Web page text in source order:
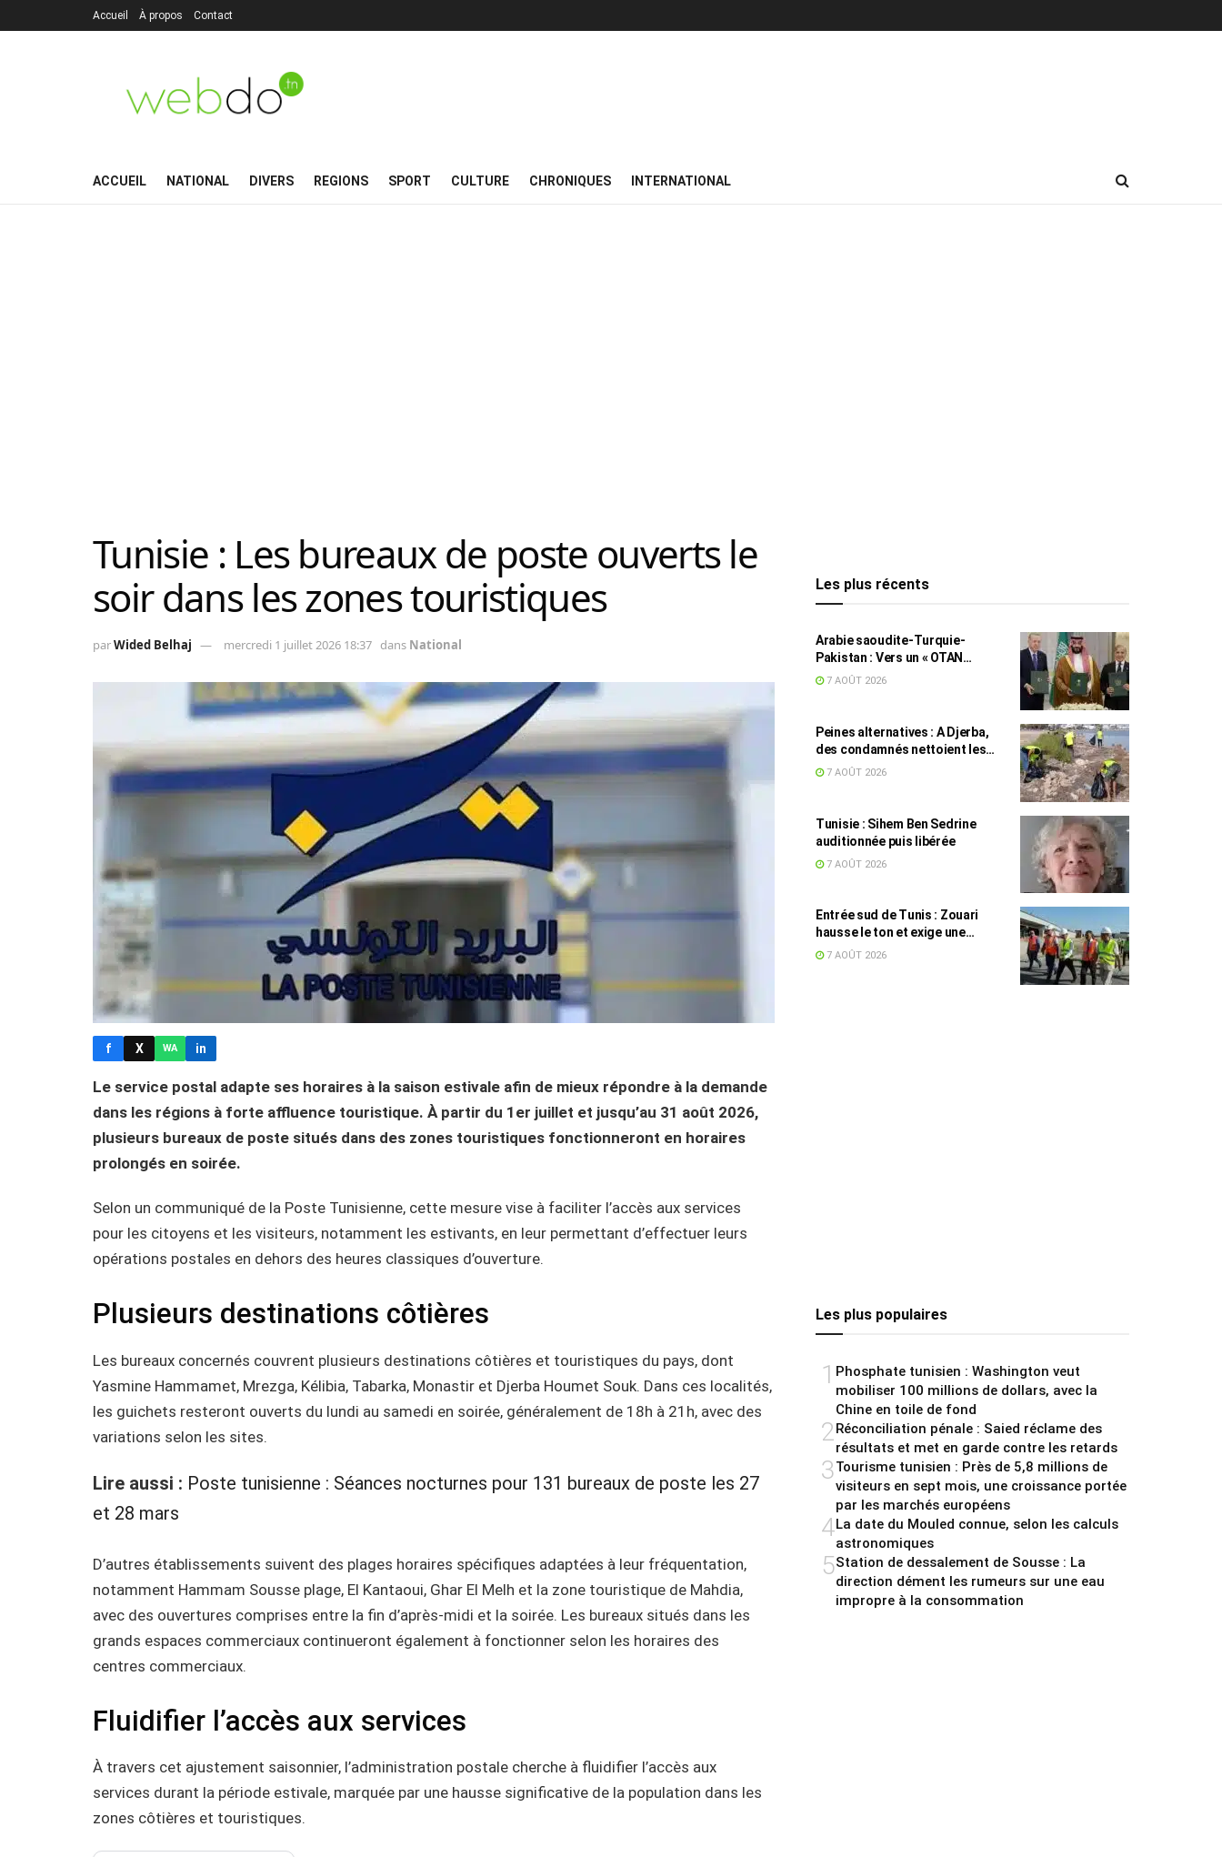
Accueil À propos Contact
ACCUEIL NATIONAL DIVERS REGIONS SPORT CULTURE CHRONIQUES INTERNATIONAL
Tunisie : Les bureaux de poste ouverts le
soir dans les zones touristiques
parWided Belhaj mercredi 1 juillet 2026 18:37 dans National
f X WA in
Le service postal adapte ses horaires à la saison estivale afin de mieux répondre à la demande
dans les régions à forte affluence touristique. À partir du 1er juillet et jusqu’au 31 août 2026,
plusieurs bureaux de poste situés dans des zones touristiques fonctionneront en horaires
prolongés en soirée.
Selon un communiqué de la Poste Tunisienne, cette mesure vise à faciliter l’accès aux services
pour les citoyens et les visiteurs, notamment les estivants, en leur permettant d’effectuer leurs
opérations postales en dehors des heures classiques d’ouverture.
Plusieurs destinations côtières
Les bureaux concernés couvrent plusieurs destinations côtières et touristiques du pays, dont
Yasmine Hammamet, Mrezga, Kélibia, Tabarka, Monastir et Djerba Houmet Souk. Dans ces localités,
les guichets resteront ouverts du lundi au samedi en soirée, généralement de 18h à 21h, avec des
variations selon les sites.
Lire aussi : Poste tunisienne : Séances nocturnes pour 131 bureaux de poste les 27
et 28 mars
D’autres établissements suivent des plages horaires spécifiques adaptées à leur fréquentation,
notamment Hammam Sousse plage, El Kantaoui, Ghar El Melh et la zone touristique de Mahdia,
avec des ouvertures comprises entre la fin d’après-midi et la soirée. Les bureaux situés dans les
grands espaces commerciaux continueront également à fonctionner selon les horaires des
centres commerciaux.
Fluidifier l’accès aux services
À travers cet ajustement saisonnier, l’administration postale cherche à fluidifier l’accès aux
services durant la période estivale, marquée par une hausse significative de la population dans les
zones côtières et touristiques.
Les plus récents
Arabie saoudite-Turquie-
Pakistan : Vers un « OTAN
islamique » ?
7 AOÛT 2026
Peines alternatives : A Djerba,
des condamnés nettoient les
plages
7 AOÛT 2026
Tunisie : Sihem Ben Sedrine
auditionnée puis libérée
7 AOÛT 2026
Entrée sud de Tunis : Zouari
hausse le ton et exige une
accélération des travaux
7 AOÛT 2026
Les plus populaires
1 Phosphate tunisien : Washington veut
mobiliser 100 millions de dollars, avec la
Chine en toile de fond
2Réconciliation pénale : Saied réclame des
résultats et met en garde contre les retards
3Tourisme tunisien : Près de 5,8 millions de
visiteurs en sept mois, une croissance portée
par les marchés européens
4La date du Mouled connue, selon les calculs
astronomiques
5Station de dessalement de Sousse : La
direction dément les rumeurs sur une eau
impropre à la consommation